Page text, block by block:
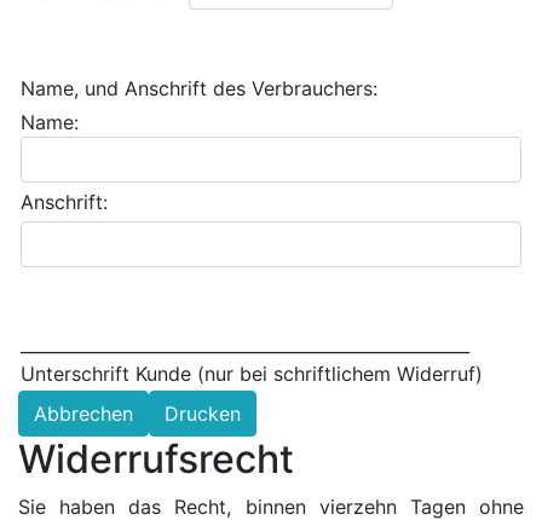
Name, und Anschrift des Verbrauchers:
Name:
Anschrift:
Unterschrift Kunde (nur bei schriftlichem Widerruf)
Abbrechen
Drucken
Widerrufsrecht
Sie haben das Recht, binnen vierzehn Tagen ohne